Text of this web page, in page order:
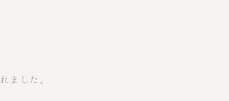
ました。